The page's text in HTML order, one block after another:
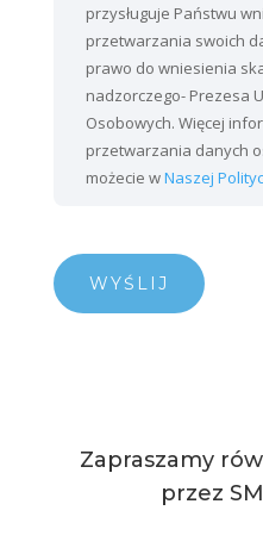
przysługuje Państwu
przetwarzania swoich
prawo do wniesienia
nadzorczego- Prezesa
Osobowych. Więcej
przetwarzania danych
możecie wNaszej
Zapraszamy
przez